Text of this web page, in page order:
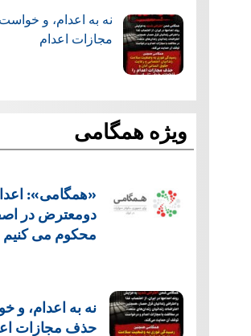
نه به اعدام، و
مجازات اعدام
ویژه همگامی
«همگامی»:
دومعترض در
محکوم می کنیم
نه به اعدام، و
حذف مجازات